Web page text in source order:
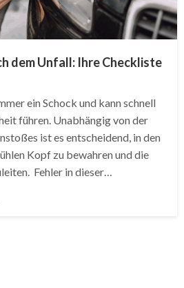
dem Unfall: Ihre Checkliste
ein Schock und kann schnell
führen. Unabhängig von der
ist es entscheidend, in den
Kopf zu bewahren und die
Fehler in dieser…